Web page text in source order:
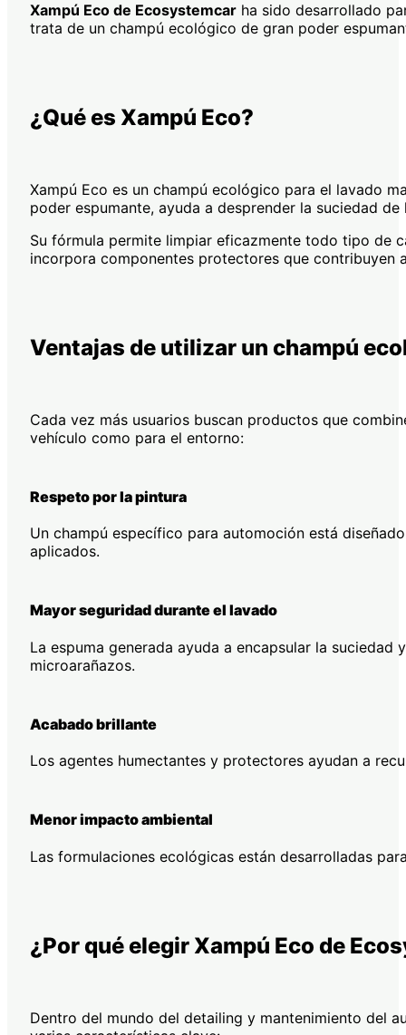
Xampú Eco de Ecosystemcar ha sido desarrollado
trata de un champú ecológico de gran poder
¿Qué es Xampú Eco?
Xampú Eco es un champú ecológico para el lavado
poder espumante, ayuda a desprender la suciedad
Su fórmula permite limpiar eficazmente todo tipo de
incorpora componentes protectores que contribuyen
Ventajas de utilizar un champú
Cada vez más usuarios buscan productos que
vehículo como para el entorno:
Respeto por la pintura
Un champú específico para automoción está
aplicados.
Mayor seguridad durante el lavado
La espuma generada ayuda a encapsular la
microarañazos.
Acabado brillante
Los agentes humectantes y protectores ayudan a
Menor impacto ambiental
Las formulaciones ecológicas están desarrolladas
¿Por qué elegir Xampú Eco de
Dentro del mundo del detailing y mantenimiento del